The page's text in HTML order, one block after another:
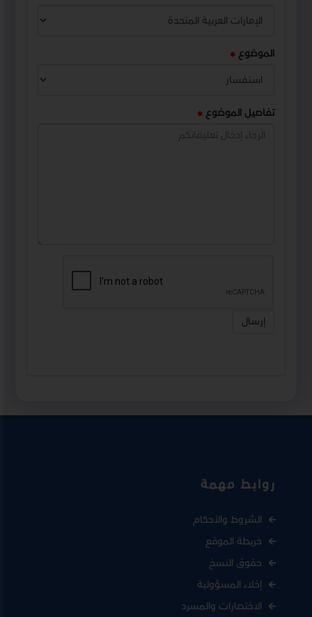
الموضوع
تفاصيل الموضوع
إرسال
روابط مهمة
الشروط والأحكام
خريطة الموقع
حقوق النسخ
إخلاء المسؤولية
الاختصارات والمسرد